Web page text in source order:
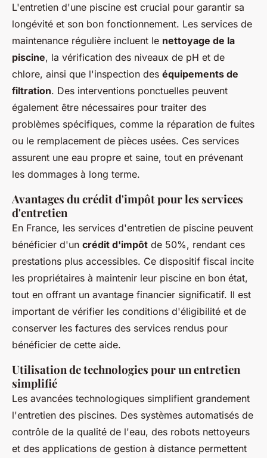
L'entretien d'une piscine est crucial pour garantir sa
longévité et son bon fonctionnement. Les services de
maintenance régulière incluent le nettoyage de la
piscine, la vérification des niveaux de pH et de
chlore, ainsi que l'inspection des équipements de
filtration. Des interventions ponctuelles peuvent
également être nécessaires pour traiter des
problèmes spécifiques, comme la réparation de fuites
ou le remplacement de pièces usées. Ces services
assurent une eau propre et saine, tout en prévenant
les dommages à long terme.
Avantages du crédit d'impôt pour les services
d'entretien
En France, les services d'entretien de piscine peuvent
bénéficier d'un crédit d'impôt de 50%, rendant ces
prestations plus accessibles. Ce dispositif fiscal incite
les propriétaires à maintenir leur piscine en bon état,
tout en offrant un avantage financier significatif. Il est
important de vérifier les conditions d'éligibilité et de
conserver les factures des services rendus pour
bénéficier de cette aide.
Utilisation de technologies pour un entretien
simplifié
Les avancées technologiques simplifient grandement
l'entretien des piscines. Des systèmes automatisés de
contrôle de la qualité de l'eau, des robots nettoyeurs
et des applications de gestion à distance permettent